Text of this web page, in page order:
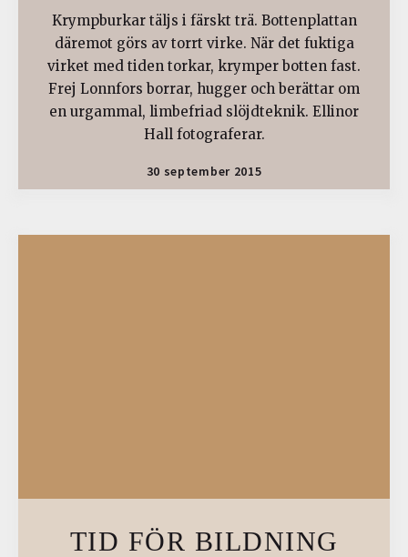
Krympburkar täljs i färskt trä. Bottenplattan
däremot görs av torrt virke. När det fuktiga
virket med tiden torkar, krymper botten fast.
Frej Lonnfors borrar, hugger och berättar om
en urgammal, limbefriad slöjdteknik. Ellinor
Hall fotograferar.
30 september 2015
TID FÖR BILDNING